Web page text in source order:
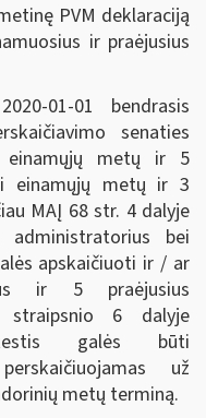
PVM deklaraciją
ir praėjusius
01-01 bendrasis
senaties
einamųjų metų ir 5
einamųjų metų ir 3
MAĮ 68 str. 4 dalyje
administratorius bei
apskaičiuoti ir / ar
ir 5 praėjusius
6 dalyje
galės būti
už
metų terminą.